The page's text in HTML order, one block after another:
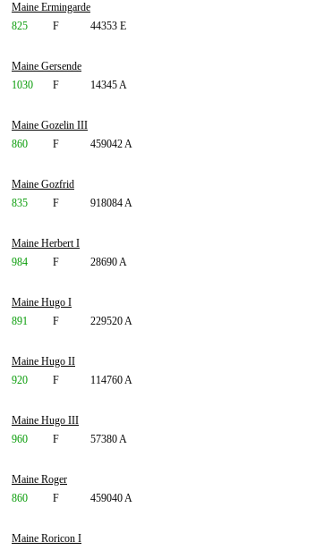
Maine Ermingarde
825
F 44353 E
Maine Gersende
1030
F 14345 A
Maine Gozelin III
860
F 459042 A
Maine Gozfrid
835
F 918084 A
Maine Herbert I
984
F 28690 A
Maine Hugo I
891
F 229520 A
Maine Hugo II
920
F 114760 A
Maine Hugo III
960
F 57380 A
Maine Roger
860
F 459040 A
Maine Roricon I